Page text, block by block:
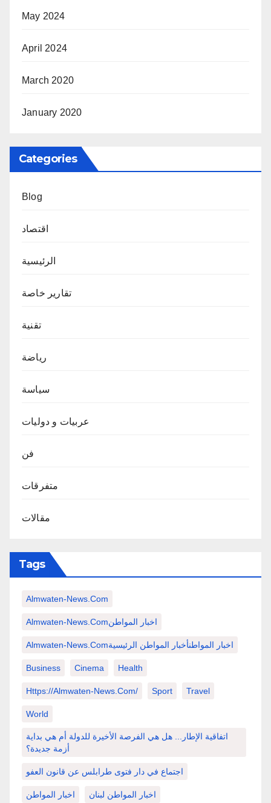
May 2024
April 2024
March 2020
January 2020
Categories
Blog
اقتصاد
الرئيسية
تقارير خاصة
تقنية
رياضة
سياسة
عربيات و دوليات
فن
متفرقات
مقالات
Tags
Almwaten-News.com
Almwaten-News.comاخبار المواطن
Almwaten-News.comاخبار المواطنأخبار المواطن الرئيسية
Business Cinema Health
Https://almwaten-News.com/ Sport Travel
World
اتفاقية الإطار... هل هي الفرصة الأخيرة للدولة أم هي بداية
أزمة جديدة؟
اجتماع في دار فتوى طرابلس عن قانون العفو
اخبار المواطن اخبار المواطن لبنان